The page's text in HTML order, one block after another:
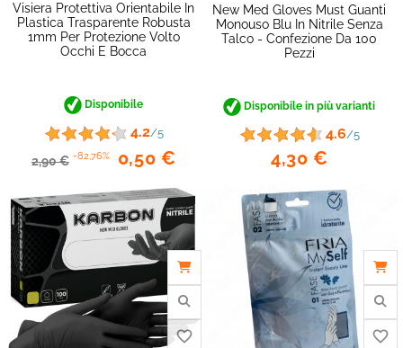
Visiera Protettiva Orientabile In
Plastica Trasparente Robusta
1mm Per Protezione Volto
Occhi E Bocca
Disponibile
4.2/5
2,90 € -82,76% 0,50 €
favorite_border
New Med Gloves Must Guanti
Monouso Blu In Nitrile Senza
Talco - Confezione Da 100
Pezzi
Disponibile in più varianti
4.6/5
4,30 €